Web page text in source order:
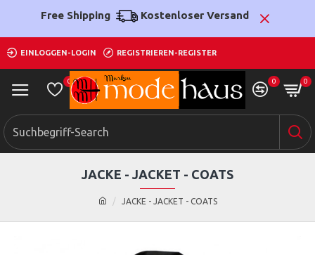
Free Shipping Kostenloser Versand
EINLOGGEN-LOGIN REGISTRIEREN-REGISTER
0 0 0
JACKE - JACKET - COATS
JACKE - JACKET - COATS